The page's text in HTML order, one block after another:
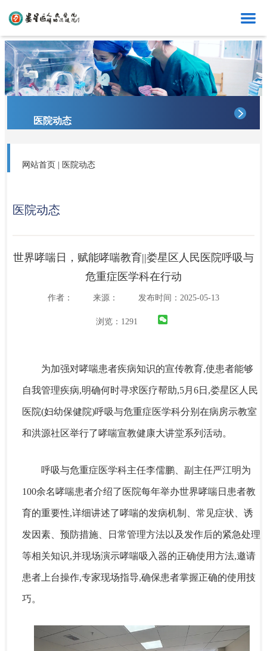
首页
医院概况
医院动态
科室导航
专家介绍
医院动态
网站首页 医院动态
医院动态
世界哮喘日，赋能哮喘教育||娄星区人民医院呼吸与
危重症医学科在行动
作者： 来源： 发布时间：2025-05-13
浏览： 1291
为加强对哮喘患者疾病知识的宣传教育,使患者能够
自我管理疾病,明确何时寻求医疗帮助,5月6日,娄星区人民
医院(妇幼保健院)呼吸与危重症医学科分别在病房示教室
和洪源社区举行了哮喘宣教健康大讲堂系列活动。
呼吸与危重症医学科主任李儒鹏、副主任严江明为
100余名哮喘患者介绍了医院每年举办世界哮喘日患者教
育的重要性,详细讲述了哮喘的发病机制、常见症状、诱
发因素、预防措施、日常管理方法以及发作后的紧急处理
等相关知识,并现场演示哮喘吸入器的正确使用方法,邀请
患者上台操作,专家现场指导,确保患者掌握正确的使用技
巧。